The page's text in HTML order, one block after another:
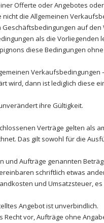
Offerte oder Angebotes
die Allgemeinen
Geschäftsbedingungen auf
als die Vorliegenden
diese Bedingungen
Verkaufsbedingungen
wird, dann ist lediglich diese
ihre Gültigkeit.
Verträge gelten als
Das gilt sowohl für die
und Aufträge genannten
schriftlich etwas
und Umsatzsteuer,
Angebot ist unverbindlich.
Recht vor, Aufträge ohne